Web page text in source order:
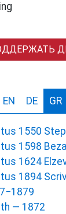
EN DE GR
1550
1598 Beza
1624
1894
— 1872